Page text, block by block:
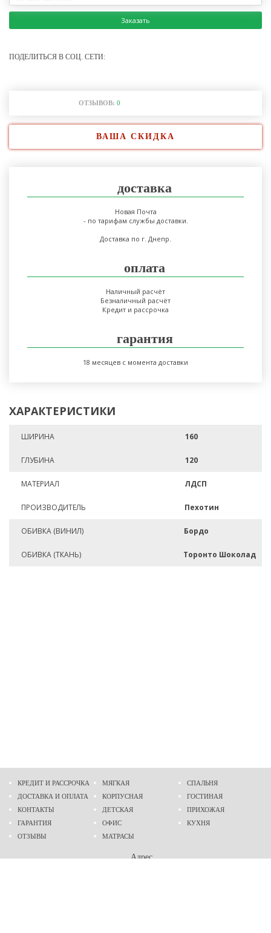
Заказать
ПОДЕЛИТЬСЯ В СОЦ. СЕТИ:
ОТЗЫВОВ: 0
ВАША СКИДКА
доставка
Новая Почта
- по тарифам службы доставки.
Доставка по г. Днепр.
оплата
Наличный расчёт
Безналичный расчёт
Кредит и рассрочка
гарантия
18 месяцев с момента доставки
ХАРАКТЕРИСТИКИ
ШИРИНА 160
ГЛУБИНА 120
МАТЕРИАЛ ЛДСП
ПРОИЗВОДИТЕЛЬ Пехотин
ОБИВКА (ВИНИЛ) Бордо
ОБИВКА (ТКАНЬ) Торонто Шоколад
КРЕДИТ И РАССРОЧКА
ДОСТАВКА И ОПЛАТА
КОНТАКТЫ
ГАРАНТИЯ
ОТЗЫВЫ
МЯГКАЯ
КОРПУСНАЯ
ДЕТСКАЯ
ОФИС
МАТРАСЫ
СПАЛЬНЯ
ГОСТИНАЯ
ПРИХОЖАЯ
КУХНЯ
Адрес